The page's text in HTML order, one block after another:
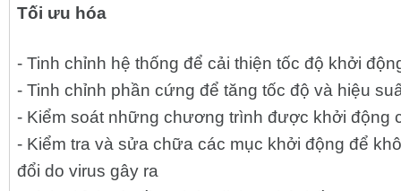
Tối ưu hóa
- Tinh chỉnh hệ thống để cải thiện tốc độ khởi
- Tinh chỉnh phần cứng để tăng tốc độ và hiệu
- Kiểm soát những chương trình được khởi động
- Kiểm tra và sửa chữa các mục khởi động để
đổi do virus gây ra